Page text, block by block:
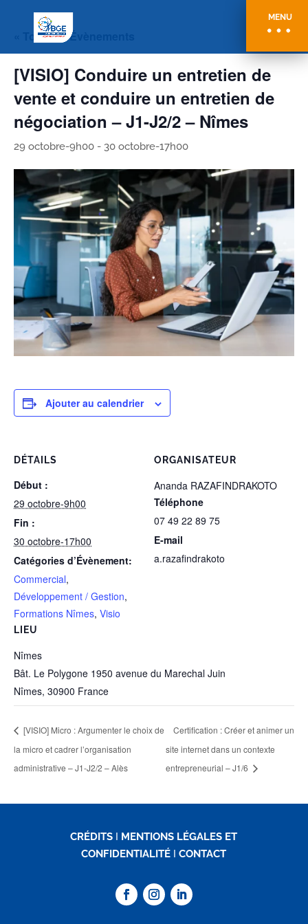
MENU
« Tous les Évènements
[VISIO] Conduire un entretien de
vente et conduire un entretien de
négociation – J1-J2/2 – Nîmes
29 octobre-9h00 - 30 octobre-17h00
Ajouter au calendrier
DÉTAILS
Début :
29 octobre-9h00
Fin :
30 octobre-17h00
Catégories d’Évènement:
Commercial,
Développement / Gestion,
Formations Nîmes, Visio
LIEU
Nîmes
Bât. Le Polygone 1950 avenue du Marechal Juin
Nîmes, 30900 France
ORGANISATEUR
Ananda RAZAFINDRAKOTO
Téléphone
07 49 22 89 75
E-mail
a.razafindrakoto
[VISIO] Micro : Argumenter le choix de
la micro et cadrer l’organisation
administrative – J1-J2/2 – Alès
Certification : Créer et animer un
site internet dans un contexte
entrepreneurial – J1/6
CRÉDITS I MENTIONS LÉGALES ET
CONFIDENTIALITÉ ICONTACT